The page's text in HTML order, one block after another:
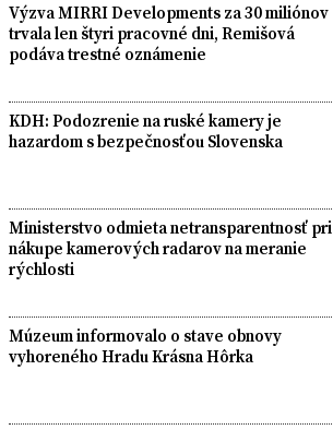
Výzva MIRRI Developments za 30 miliónov
trvala len štyri pracovné dni, Remišová
podáva trestné oznámenie
KDH: Podozrenie na ruské kamery je
hazardom s bezpečnosťou Slovenska
Ministerstvo odmieta netransparentnosť pri
nákupe kamerových radarov na meranie
rýchlosti
Múzeum informovalo o stave obnovy
vyhoreného Hradu Krásna Hôrka